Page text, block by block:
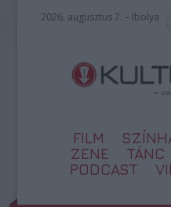
2026. augusztus 7. – Ibolya
FILM
ZENE
TÁNC
PODCAST